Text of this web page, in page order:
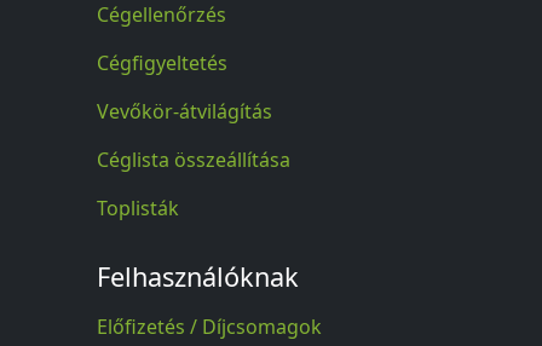
Cégellenőrzés
Cégfigyeltetés
Vevőkör-átvilágítás
Céglista összeállítása
Toplisták
Felhasználóknak
Előfizetés / Díjcsomagok